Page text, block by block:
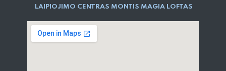
LAIPIOJIMO CENTRAS MONTIS MAGIA LOFTAS